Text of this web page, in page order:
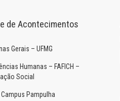
de Acontecimentos
Gerais – UFMG
Humanas – FAFICH –
Social
Pampulha